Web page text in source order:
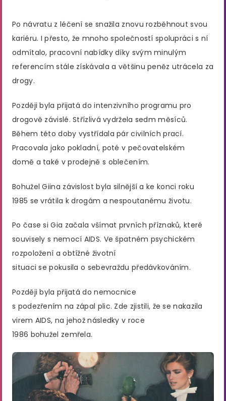
Po návratu z léčení se snažila znovu rozběhnout svou
kariéru. I přesto, že mnoho společností spolupráci s ní
odmítalo, pracovní nabídky díky svým minulým
referencím stále získávala a většinu peněz utrácela za
drogy.
Později byla přijatá do intenzivního programu pro
drogově závislé. Střízlivá vydržela sedm měsíců.
Během této doby vystřídala pár civilních prací.
Pracovala jako pokladní, poté v pečovatelském
domě a také v prodejně s oblečením.
Bohužel Giina závislost byla silnější a ke konci roku
1985 se vrátila k drogám a nespoutanému životu.
Po čase si Gia začala všímat prvních příznaků, které
souvisely s nemocí AIDS. Ve špatném psychickém
rozpoložení a obtížné životní
situaci se pokusila o sebevraždu předávkováním.
Později byla přijatá do nemocnice
s podezřením na zápal plic. Zde zjistili, že se nakazila
virem AIDS, na jehož následky v roce
1986 bohužel zemřela.